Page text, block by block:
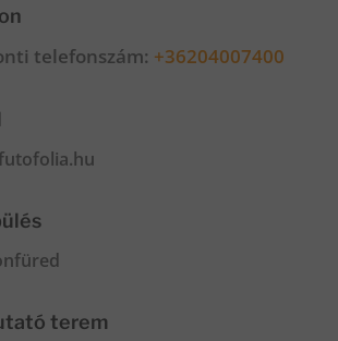
telefonszám: +36204007400
terem